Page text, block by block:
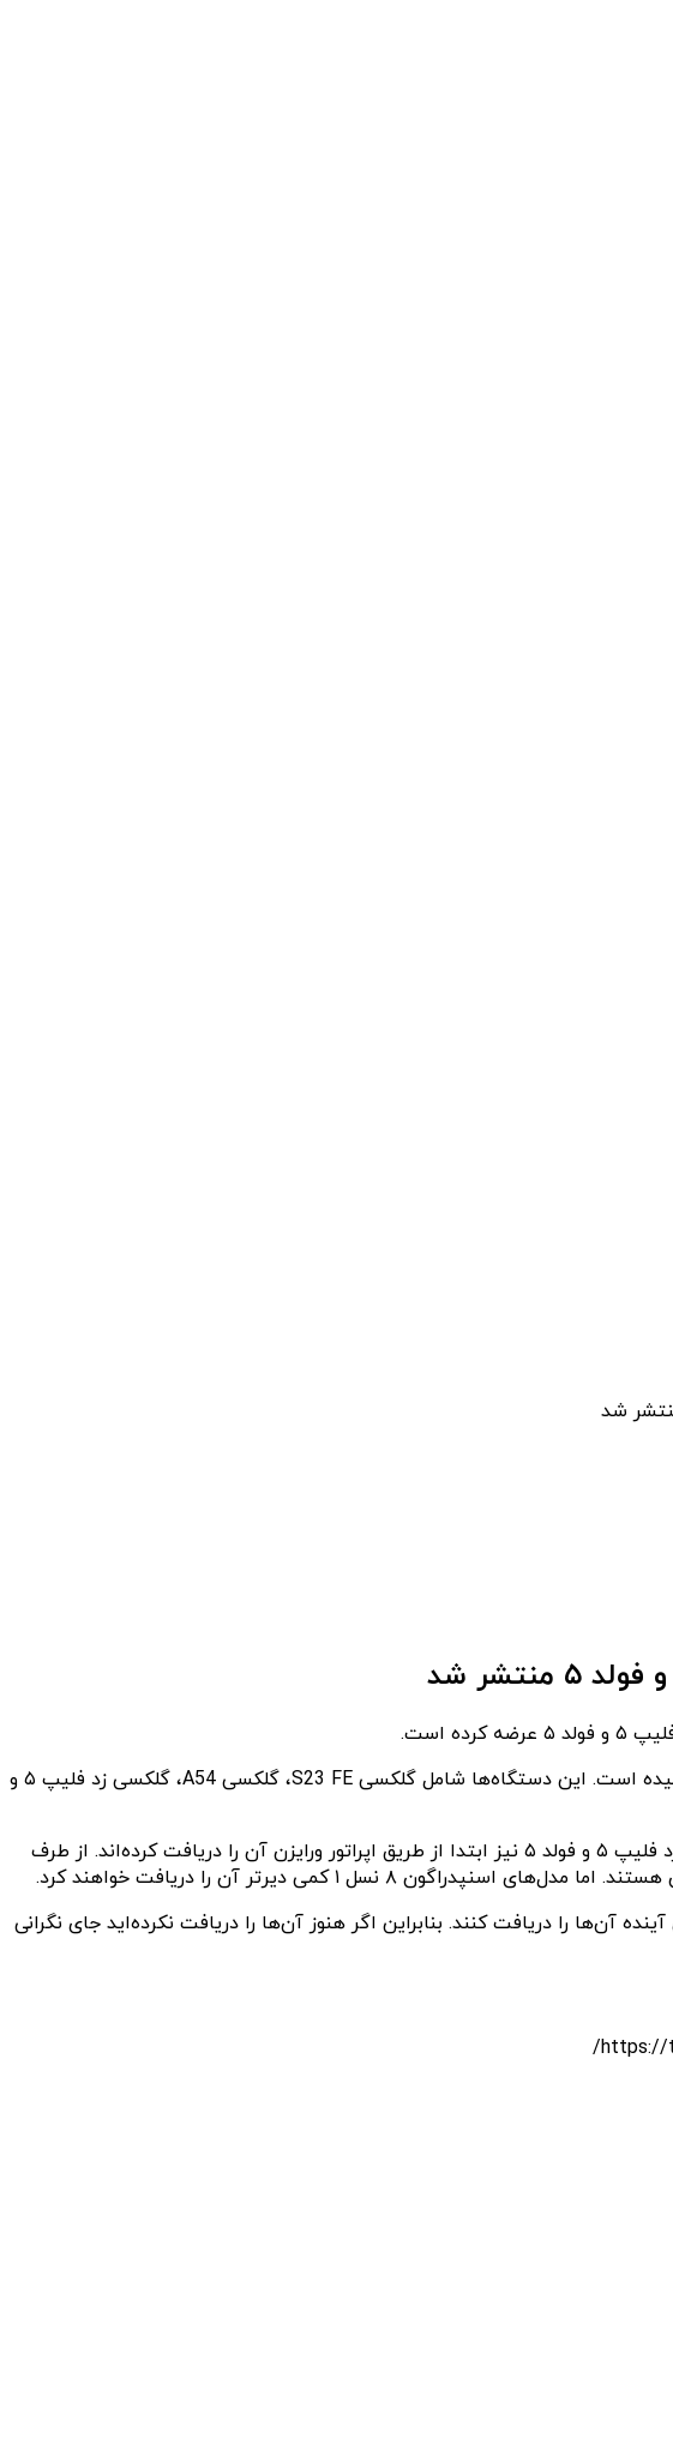
تا الان سری گلکسی S23 و S22 سامسونگ این رابط کاربری را دریافت کرده‌اند و حالا نوبت به دستگاه‌های بیشتری رسیده است. این دستگاه‌ها شامل گلکسی S23 FE، گلکسی A54، گلکسی زد فلیپ ۵ و
به‌گفته سامسونگ، به‌روزرسانی جدید گلکسی A54 ابتدا از طریق اپراتور AT&T در آمریکا منتشر شده است و گلکسی زد فلیپ ۵ و فولد ۵ نیز ابتدا از طریق اپراتور ورایزن آن را دریافت کرده‌اند. از طرف
آن‌ها را دریافت کنند. بنابراین اگر هنوز آن‌ها را دریافت نکرده‌اید جای نگرانی